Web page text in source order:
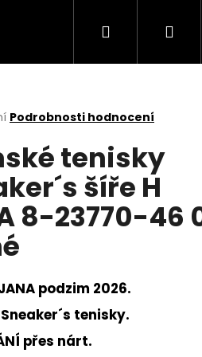
Rieker VýprodejHledat
Podrobnosti hodnocení
tenisky
šíře H
8-23770-46
podzim 2026.
tenisky.
přes nárt.